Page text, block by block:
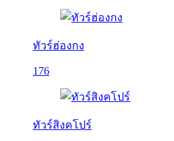
ทัวร์ฮ่องกง
176
ทัวร์สิงคโปร์